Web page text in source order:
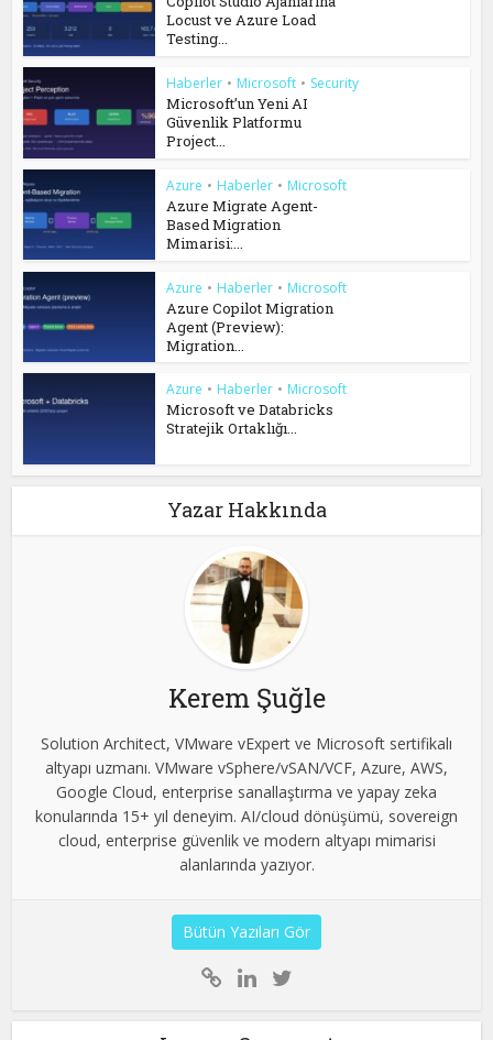
Locust ve Azure Load
Testing...
Haberler • Microsoft • Security
Microsoft’un Yeni AI
Güvenlik Platformu
Project...
Azure • Haberler • Microsoft
Azure Migrate Agent-
Based Migration
Mimarisi:...
Azure • Haberler • Microsoft
Azure Copilot Migration
Agent (Preview):
Migration...
Azure • Haberler • Microsoft
Microsoft ve Databricks
Stratejik Ortaklığı...
Yazar Hakkında
Kerem Şuğle
Solution Architect, VMware vExpert ve Microsoft sertifikalı
altyapı uzmanı. VMware vSphere/vSAN/VCF, Azure, AWS,
Google Cloud, enterprise sanallaştırma ve yapay zeka
konularında 15+ yıl deneyim. AI/cloud dönüşümü, sovereign
cloud, enterprise güvenlik ve modern altyapı mimarisi
alanlarında yazıyor.
Bütün Yazıları Gör